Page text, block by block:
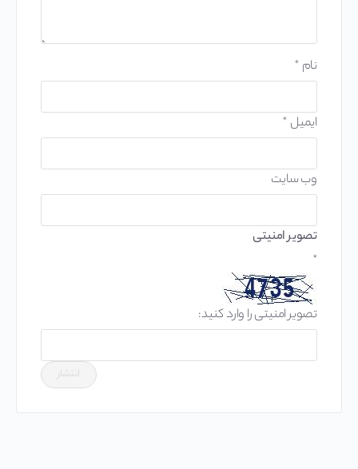
نام *
ایمیل *
وب‌ سایت
تصویر امنیتی
*
تصویر امنیتی را وارد کنید: